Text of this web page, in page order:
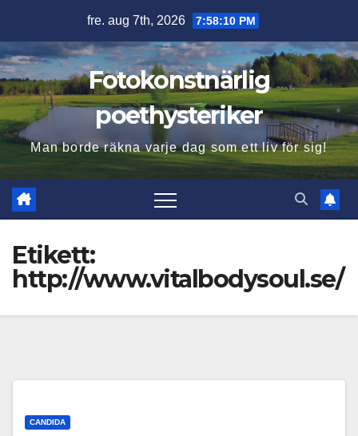
innehåll
fre. aug 7th, 2026 7:58:11 PM
Fotokonstnärlig
poethysteriker
Man borde räkna varje dag som ett liv för sig!
Etikett:
http://www.vitalbodysoul.se/
CANDIDA